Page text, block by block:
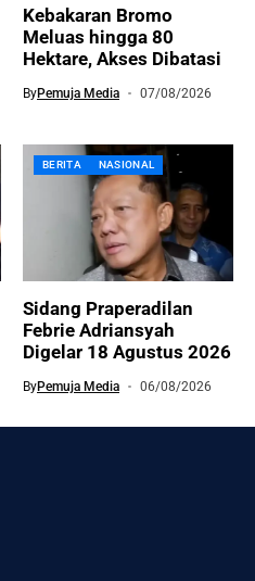
Kebakaran Bromo
Meluas hingga 80
Hektare, Akses Dibatasi
ByPemuja Media 07/08/2026
BERITA NASIONAL
Sidang Praperadilan
Febrie Adriansyah
Digelar 18 Agustus 2026
ByPemuja Media 06/08/2026